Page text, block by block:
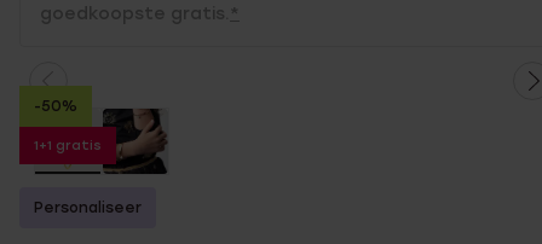
goedkoopste gratis. *
-50%
1+1 gratis
Personaliseer